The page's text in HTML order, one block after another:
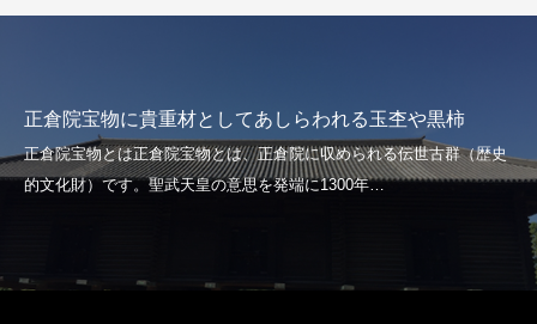
正倉院宝物に貴重材としてあしらわれる玉杢や黒柿